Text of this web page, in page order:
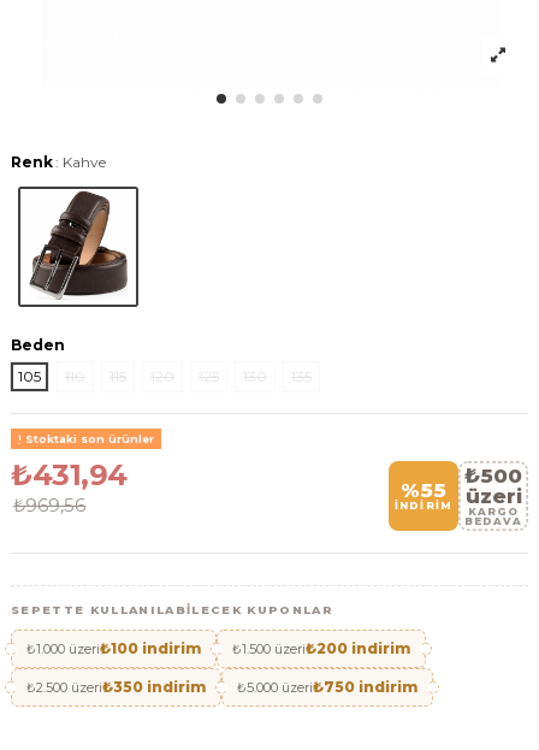
Renk: Kahve
Kahve
Beden
105
110 115 120 125 130 135
Stoktaki son ürünler
₺431,94
₺969,56
%55
İNDİRİM
₺500
üzeri
KARGO
BEDAVA
SEPETTE KULLANILABILECEK KUPONLAR
₺1.000 üzeri₺100 indirim ₺1.500 üzeri₺200 indirim
₺2.500 üzeri₺350 indirim ₺5.000 üzeri₺750 indirim